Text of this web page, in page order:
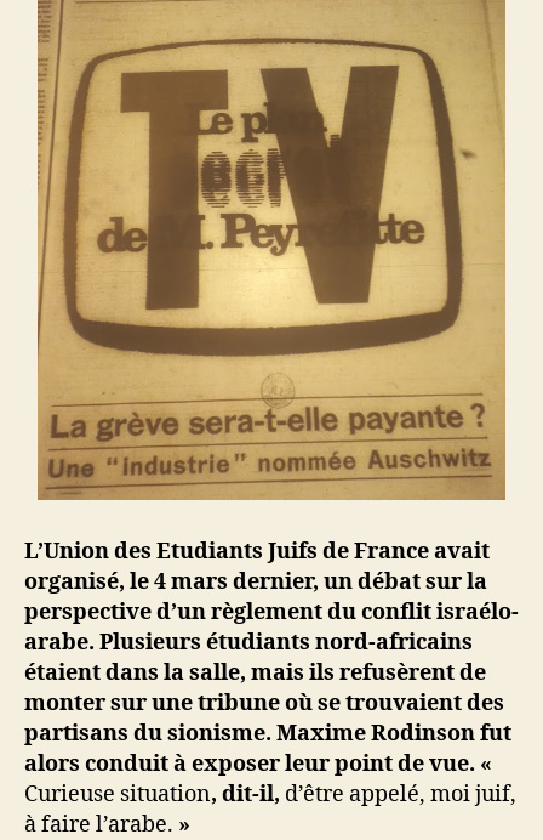
L’Union des Etudiants Juifs de France avait
organisé, le 4 mars dernier, un débat sur la
perspective d’un règlement du conflit israélo-
arabe. Plusieurs étudiants nord-africains
étaient dans la salle, mais ils refusèrent de
monter sur une tribune où se trouvaient des
partisans du sionisme. Maxime Rodinson fut
alors conduit à exposer leur point de vue. «
Curieuse situation, dit-il, d’être appelé, moi juif,
à faire l’arabe. »